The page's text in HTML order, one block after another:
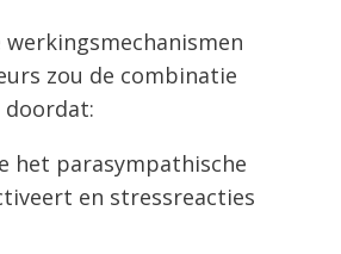
zou de combinatie
doordat:
het parasympathische
en stressreacties